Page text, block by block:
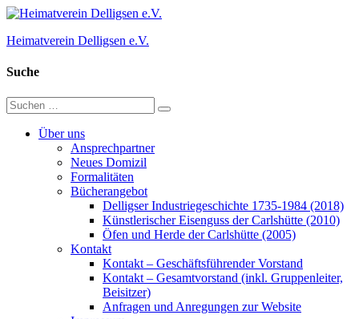
Zum
springen
Heimatverein Delligsen e.V.
Suche
Suchen
nach:
Suchen
Über uns
Ansprechpartner
Neues Domizil
Formalitäten
Bücherangebot
Delligser Industriegeschichte 1735-1984 (2018)
Künstlerischer Eisenguss der Carlshütte (2010)
Öfen und Herde der Carlshütte (2005)
Kontakt
Kontakt – Geschäftsführender Vorstand
Kontakt – Gesamtvorstand (inkl. Gruppenleiter,
Beisitzer)
Anfragen und Anregungen zur Website